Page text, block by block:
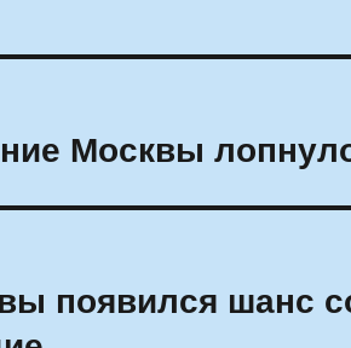
Москвы
появился шанс